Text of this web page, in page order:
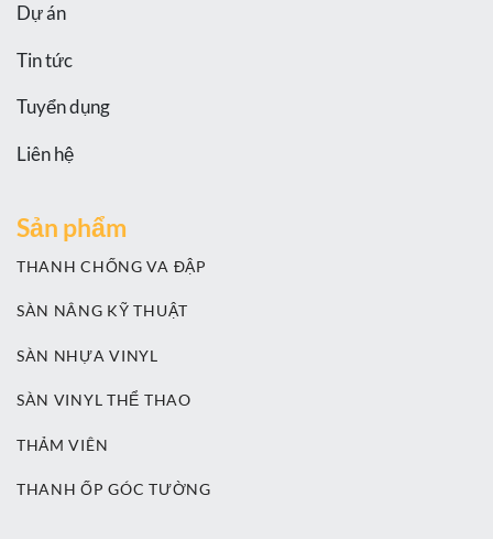
Dự án
Tin tức
Tuyển dụng
Liên hệ
Sản phẩm
THANH CHỐNG VA ĐẬP
SÀN NÂNG KỸ THUẬT
SÀN NHỰA VINYL
SÀN VINYL THỂ THAO
THẢM VIÊN
THANH ỐP GÓC TƯỜNG